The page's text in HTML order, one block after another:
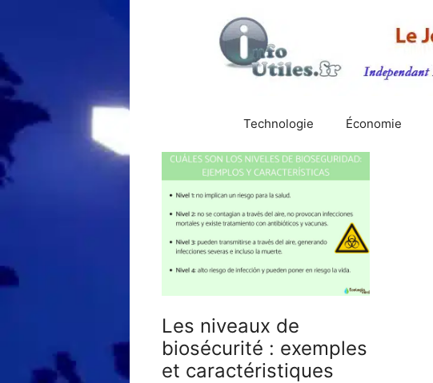
Technologie Économie
Les niveaux de
biosécurité : exemples
et caractéristiques